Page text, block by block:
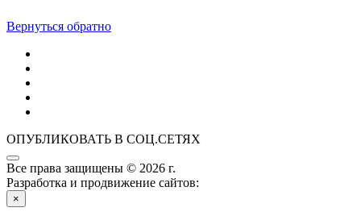
Вернуться обратно
ОПУБЛИКОВАТЬ В СОЦ.СЕТЯХ
Все права защищены © 2026 г.
Разработка и продвижение сайтов:
×